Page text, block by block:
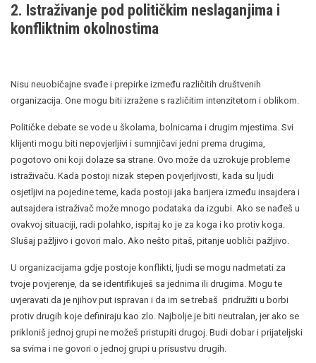
2. Istraživanje pod političkim neslaganjima i
konfliktnim okolnostima
Nisu neuobičajne svađe i prepirke između različitih društvenih
organizacija. One mogu biti izražene s različitim intenzitetom i oblikom.
Političke debate se vode u školama, bolnicama i drugim mjestima. Svi
klijenti mogu biti nepovjerljivi i sumnjičavi jedni prema drugima,
pogotovo oni koji dolaze sa strane. Ovo može da uzrokuje probleme
istraživaču. Kada postoji nizak stepen povjerljivosti, kada su ljudi
osjetljivi na pojedine teme, kada postoji jaka barijera između insajdera i
autsajdera istraživač može mnogo podataka da izgubi. Ako se nađeš u
ovakvoj situaciji, radi polahko, ispitaj ko je za koga i ko protiv koga.
Slušaj pažljivo i govori malo. Ako nešto pitaš, pitanje uobliči pažljivo.
U organizacijama gdje postoje konflikti, ljudi se mogu nadmetati za
tvoje povjerenje, da se identifikuješ sa jednima ili drugima. Mogu te
uvjeravati da je njihov put ispravan i da im se trebaš pridružiti u borbi
protiv drugih koje definiraju kao zlo. Najbolje je biti neutralan, jer ako se
prikloniš jednoj grupi ne možeš pristupiti drugoj. Budi dobar i prijateljski
sa svima i ne govori o jednoj grupi u prisustvu drugih.